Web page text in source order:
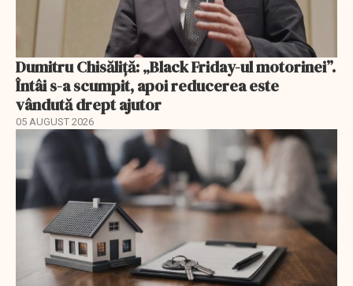
Dumitru Chisăliță: „Black Friday-ul motorinei”.
Întâi s-a scumpit, apoi reducerea este
vândută drept ajutor
05 AUGUST 2026